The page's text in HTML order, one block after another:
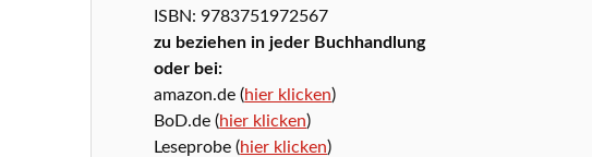
ISBN: 9783751972567
zu beziehen in jeder Buchhandlung
oder bei:
amazon.de (hier klicken)
BoD.de (hier klicken)
Leseprobe (hier klicken)